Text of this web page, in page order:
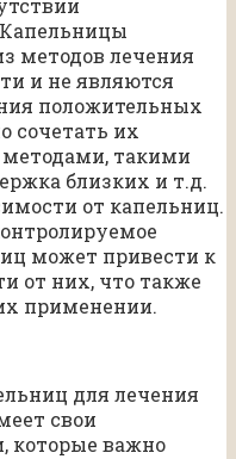
методов лечения
и не являются
положительных
сочетать их
такими
близких и т.д.
от капельниц.
может привести к
от них, что также
применении.
для лечения
свои
которые важно